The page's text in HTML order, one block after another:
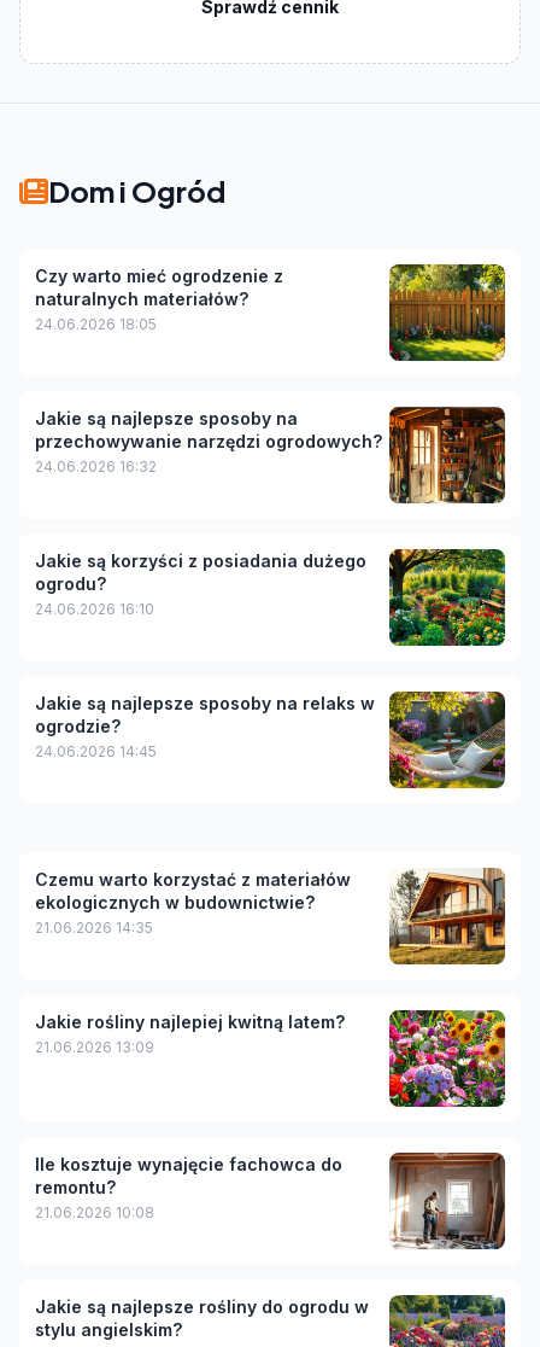
Sprawdź cennik
Dom i Ogród
Czy warto mieć ogrodzenie z
naturalnych materiałów?
24.06.2026 18:05
Jakie są najlepsze sposoby na
przechowywanie narzędzi ogrodowych?
24.06.2026 16:32
Jakie są korzyści z posiadania dużego
ogrodu?
24.06.2026 16:10
Jakie są najlepsze sposoby na relaks w
ogrodzie?
24.06.2026 14:45
Czemu warto korzystać z materiałów
ekologicznych w budownictwie?
21.06.2026 14:35
Jakie rośliny najlepiej kwitną latem?
21.06.2026 13:09
Ile kosztuje wynajęcie fachowca do
remontu?
21.06.2026 10:08
Jakie są najlepsze rośliny do ogrodu w
stylu angielskim?